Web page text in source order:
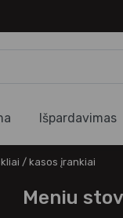
Išpardavimas
/ kasos įrankiai
Meniu